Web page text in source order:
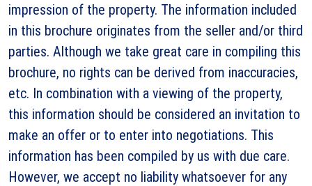
impression of the property. The information included
in this brochure originates from the seller and/or third
parties. Although we take great care in compiling this
brochure, no rights can be derived from inaccuracies,
etc. In combination with a viewing of the property,
this information should be considered an invitation to
make an offer or to enter into negotiations. This
information has been compiled by us with due care.
However, we accept no liability whatsoever for any